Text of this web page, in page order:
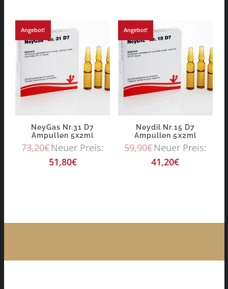
Angebot!
NeyGas Nr.31 D7
Ampullen 5x2ml
73,20€Neuer Preis:
51,80€
Angebot!
Neydil Nr.15 D7
Ampullen 5x2ml
59,90€Neuer Preis:
41,20€